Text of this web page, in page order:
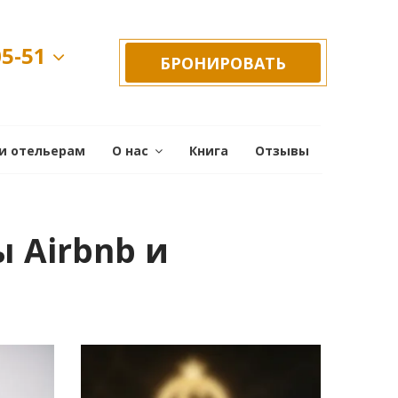
51 БРОНИРОВАТЬ
отельерам О нас Книга Отзывы
Airbnb и